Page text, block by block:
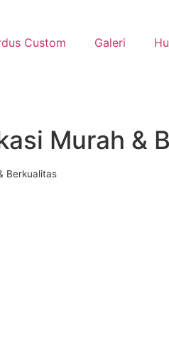
Custom Galeri
Murah &
Berkualitas